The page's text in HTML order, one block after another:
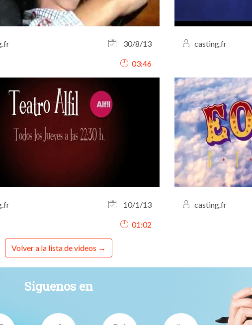
30/8/13
03:46
casting.fr
10/1/13
01:02
casting.fr
Volver a la lista de videos
Siguenos en